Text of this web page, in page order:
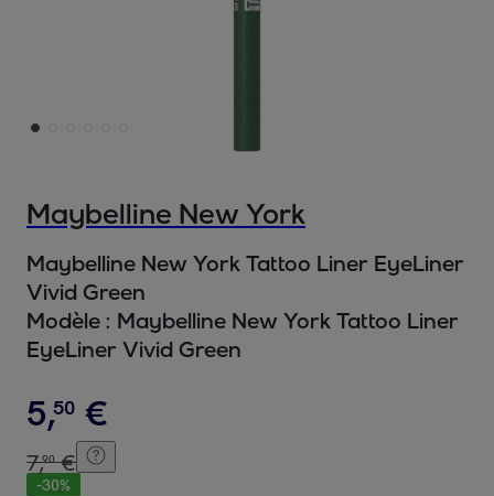
Maybelline New York
Maybelline New York Tattoo Liner EyeLiner
Vivid Green
Modèle : Maybelline New York Tattoo Liner
EyeLiner Vivid Green
5,50 €
7,90 €
-30%